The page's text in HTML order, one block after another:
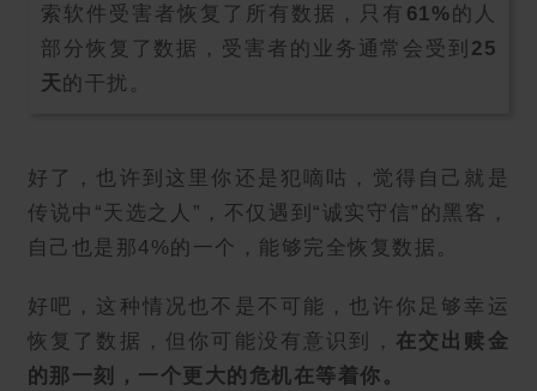
索软件受害者恢复了所有数据，只有 61%的人
部分恢复了数据，受害者的业务通常会受到 25
天的干扰。
好了，也许到这里你还是犯嘀咕，觉得自己就是
传说中“天选之人”，不仅遇到“诚实守信”的黑客，
自己也是那4%的一个，能够完全恢复数据。
好吧，这种情况也不是不可能，也许你足够幸运
恢复了数据，但你可能没有意识到， 在交出赎金
的那一刻，一个更大的危机在等着你。